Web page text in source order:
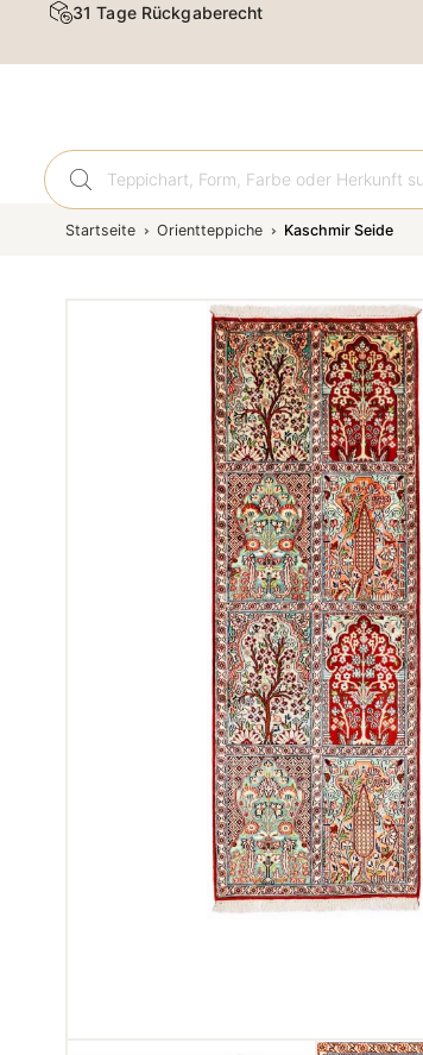
31 Tage Rückgaberecht
Startseite Orientteppiche Kaschmir Seide